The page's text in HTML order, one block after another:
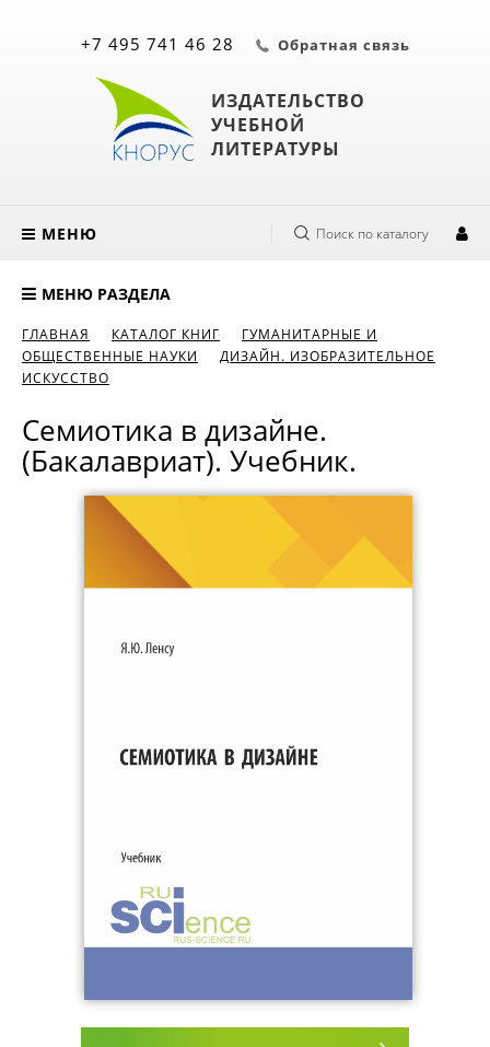
ИЗДАТЕЛЬСТВО
УЧЕБНОЙ
ЛИТЕРАТУРЫ
+7 495 741 46 28 Обратная связь
МЕНЮ Поиск по каталогу
МЕНЮ РАЗДЕЛА
ГЛАВНАЯ КАТАЛОГ КНИГ
ГУМАНИТАРНЫЕ И
ОБЩЕСТВЕННЫЕ НАУКИ
ДИЗАЙН. ИЗОБРАЗИТЕЛЬНОЕ
ИСКУССТВО
Семиотика в дизайне.
(Бакалавриат). Учебник.